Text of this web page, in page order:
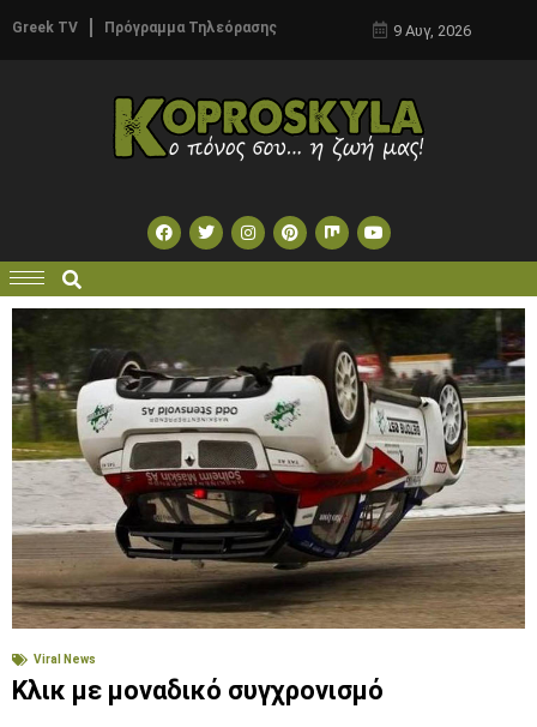
Greek TV Πρόγραμμα Τηλεόρασης 9 Αυγ, 2026
Viral News
Κλικ με μοναδικό συγχρονισμό